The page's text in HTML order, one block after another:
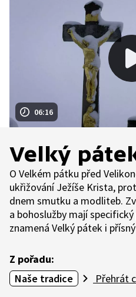
06:16
Velký
O Velkém pátku před
ukřižování Ježíše Krista,
dnem smutku a modliteb.
a bohoslužby mají
znamená Velký pátek i
Z pořadu:
Naše tradice
Přehrát